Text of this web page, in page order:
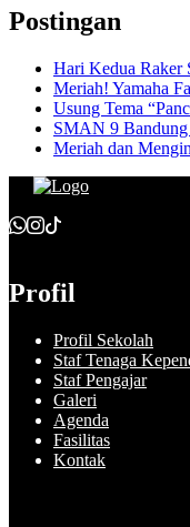
Postingan
Hari Kedua Raker
Meriah! Yamaha
Usung Tema
SMAN 9 Bandung
Meriah dan
Profil
Profil Sekolah
Staf Tenaga
Staf Pengajar
Galeri
Agenda
Fasilitas
Kontak